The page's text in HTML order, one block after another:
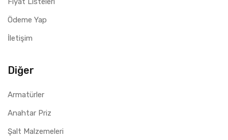
Ödeme Yap
İletişim
Diğer
Armatürler
Anahtar Priz
Şalt Malzemeleri